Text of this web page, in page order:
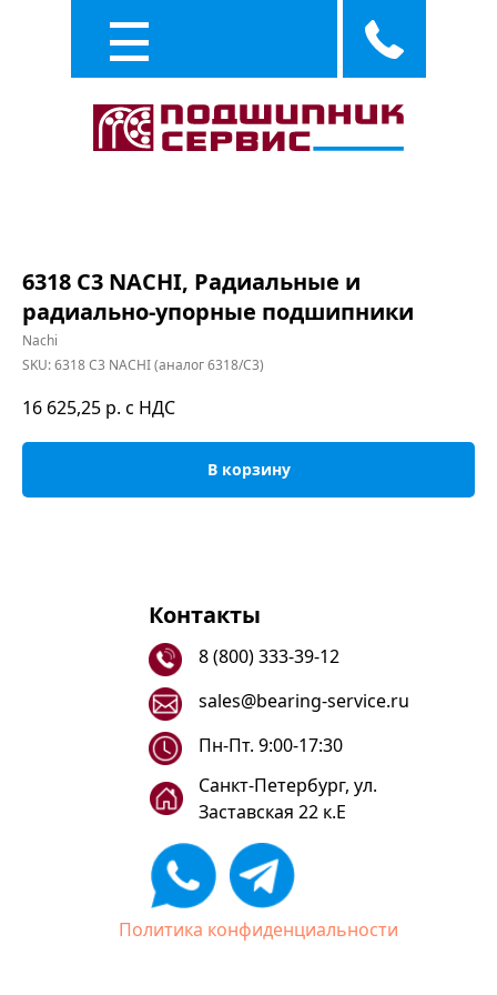
6318 C3 NACHI, Радиальные и
радиально-упорные подшипники
Nachi
SKU:6318 C3 NACHI (аналог 6318/C3)
16 625,25 р. с НДС
В корзину
Контакты
8 (800) 333-39-12
sales@bearing-service.ru
Санкт-Петербург, ул.
Заставская 22 к.Е
Пн-Пт. 9:00-17:30
Политика конфиденциальности